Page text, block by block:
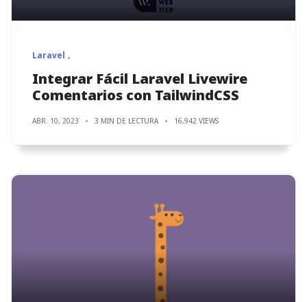
Laravel
Integrar Fácil Laravel Livewire
Comentarios con TailwindCSS
ABR. 10, 2023 3 MIN DE LECTURA 16,942 VIEWS